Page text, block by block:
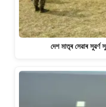
দেশ মাতৃৰ সেৱাৰ